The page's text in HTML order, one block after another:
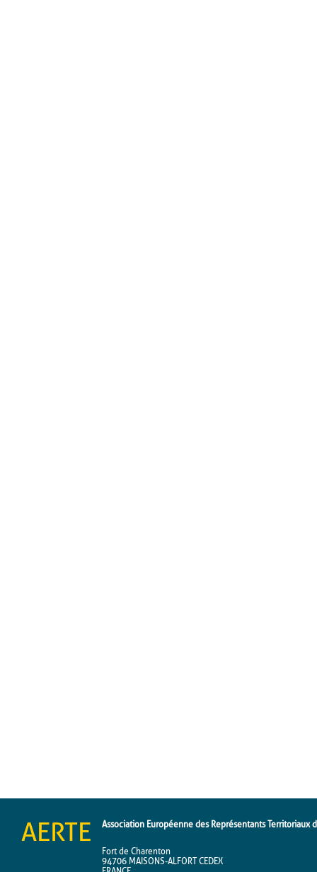
AERTE Association Européenne des Représentants Territoriaux
Fort de Charenton
94706 MAISONS-ALFORT CEDEX